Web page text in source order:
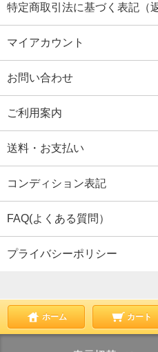
特定商取引法に基づく表記（
マイアカウント
お問い合わせ
ご利用案内
送料・お支払い
コンディション表記
FAQ(よくある質問）
プライバシーポリシー
ホーム カート